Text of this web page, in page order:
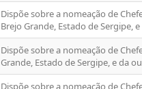
Dispõe sobre a nomeação de
Brejo Grande, Estado de Sergipe,
Dispõe sobre a nomeação de
Grande, Estado de Sergipe, e da
Dispõe sobre a nomeação de